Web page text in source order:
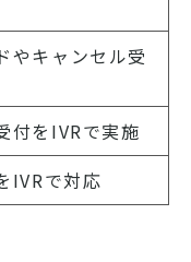
やキャンセル受
付をIVRで実施
IVRで対応